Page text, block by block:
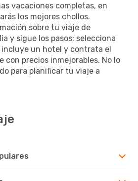
vacaciones completas, en
los mejores chollos.
sobre tu viaje de
y sigue los pasos: selecciona
incluye un hotel y contrata el
con precios inmejorables. No lo
para planificar tu viaje a